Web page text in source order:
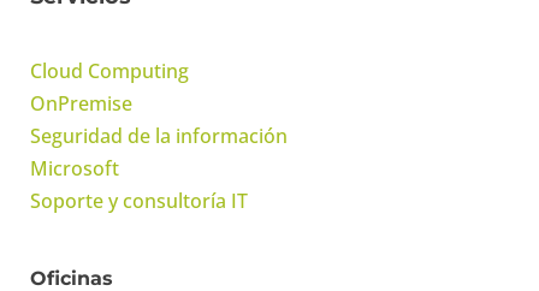
Cloud Computing
OnPremise
Seguridad de la información
Microsoft
Soporte y consultoría IT
Oficinas